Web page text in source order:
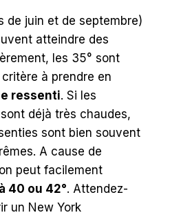
de juin et de septembre)
atteindre des
les 35° sont
à prendre en
ressenti. Si les
déjà très chaudes,
sont bien souvent
A cause de
peut facilement
40 ou 42°. Attendez-
un New York